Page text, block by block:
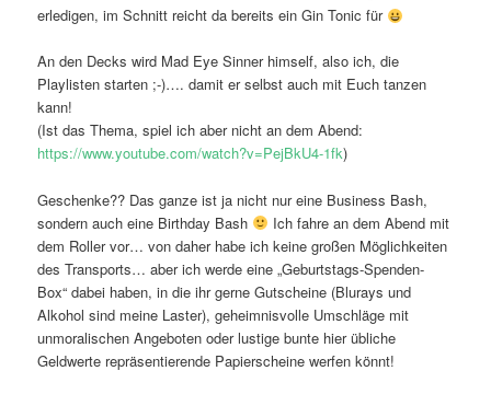
erledigen, im Schnitt reicht da bereits ein Gin Tonic für
An den Decks wird Mad Eye Sinner himself, also ich, die
Playlisten starten ;-)…. damit er selbst auch mit Euch tanzen
kann!
(Ist das Thema, spiel ich aber nicht an dem Abend:
https://www.youtube.com/watch?v=PejBkU4-1fk)
Geschenke?? Das ganze ist ja nicht nur eine Business Bash,
sondern auch eine Birthday Bash
Ich fahre an dem Abend mit
dem Roller vor… von daher habe ich keine großen Möglichkeiten
des Transports… aber ich werde eine „Geburtstags-Spenden-
Box“ dabei haben, in die ihr gerne Gutscheine (Blurays und
Alkohol sind meine Laster), geheimnisvolle Umschläge mit
unmoralischen Angeboten oder lustige bunte hier übliche
Geldwerte repräsentierende Papierscheine werfen könnt!